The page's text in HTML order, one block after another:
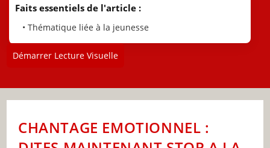
Faits essentiels de l'article :
• Thématique liée à la jeunesse
Démarrer Lecture Visuelle
CHANTAGE EMOTIONNEL :